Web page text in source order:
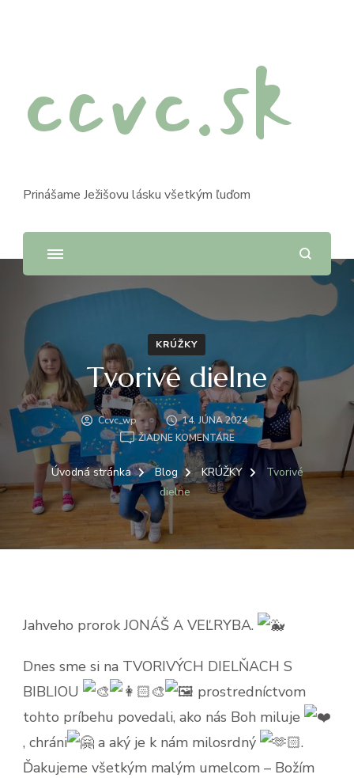
ccvc.sk
Prinášame Ježišovu lásku všetkým ľuďom
KRÚŽKY
Tvorivé dielne
Ccvc_wp
14. JÚNA 2024
ŽIADNE KOMENTÁRENA
TVORIVÉ
DIELNE
Úvodná stránka Blog KRÚŽKY
Tvorivé
dielne
Jahveho prorok JONÁŠ A VEĽRYBA.
Dnes sme si na TVORIVÝCH DIELŇACH S
BIBLIOU
prostredníctvom
tohto príbehu povedali, ako nás Boh miluje
, chráni
a aký je k nám milosrdný
.
Ďakujeme všetkým malým umelcom – Božím